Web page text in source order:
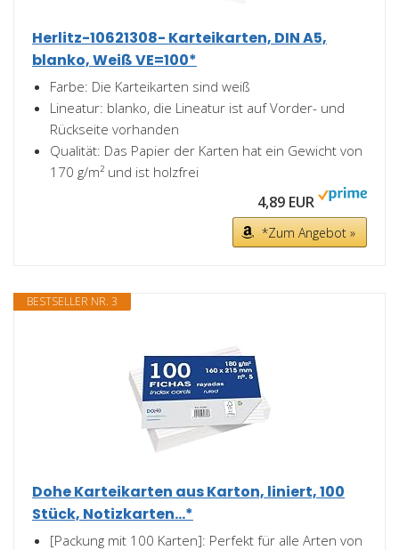
Herlitz-10621308- Karteikarten, DIN A5,
blanko, Weiß VE=100*
Farbe: Die Karteikarten sind weiß
Lineatur: blanko, die Lineatur ist auf Vorder- und
Rückseite vorhanden
Qualität: Das Papier der Karten hat ein Gewicht von
170 g/m² und ist holzfrei
4,89 EUR
*Zum Angebot »
BESTSELLER NR. 3
Dohe Karteikarten aus Karton, liniert, 100
Stück, Notizkarten...*
[Packung mit 100 Karten]: Perfekt für alle Arten von